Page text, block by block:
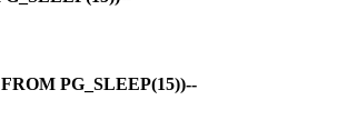
PG_SLEEP(15))--